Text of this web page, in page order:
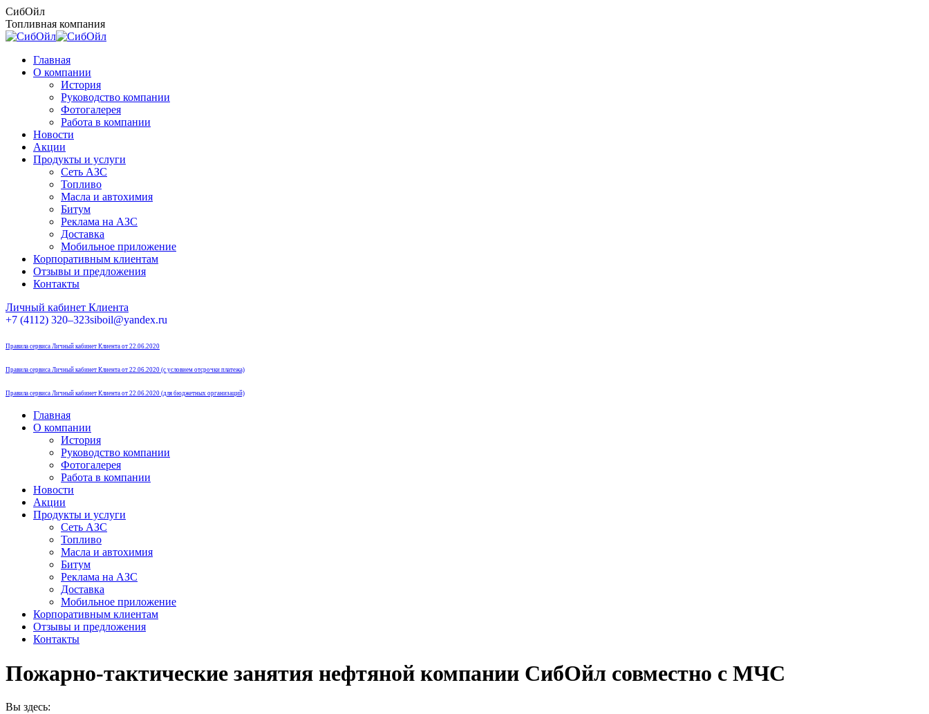
Перейти
к
содержанию
СибОйл
Топливная компания
Главная
О компании
История
Руководство компании
Фотогалерея
Работа в компании
Новости
Акции
Продукты и услуги
Сеть АЗС
Топливо
Масла и автохимия
Битум
Реклама на АЗС
Доставка
Мобильное приложение
Корпоративным клиентам
Отзывы и предложения
Контакты
Личный кабинет Клиента
Страница
открывается
новом
Страница
открывается
новом
Страница
открывается
новом
Страница
открывается
новом
+7 (4112) 320–323siboil@yandex.ru
Правила сервиса Личный кабинет Клиента от 22.06.2020
Правила сервиса Личный кабинет Клиента от 22.06.2020 (с условием отсрочки платежа)
Правила сервиса Личный кабинет Клиента от 22.06.2020 (для бюджетных организаций)
Главная
О компании
История
Руководство компании
Фотогалерея
Работа в компании
Новости
Акции
Продукты и услуги
Сеть АЗС
Топливо
Масла и автохимия
Битум
Реклама на АЗС
Доставка
Мобильное приложение
Корпоративным клиентам
Отзывы и предложения
Контакты
Пожарно-тактические занятия нефтяной компании СибОйл совместно с МЧС
Вы здесь: